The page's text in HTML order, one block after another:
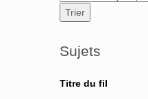
Sujets
Titre du fil